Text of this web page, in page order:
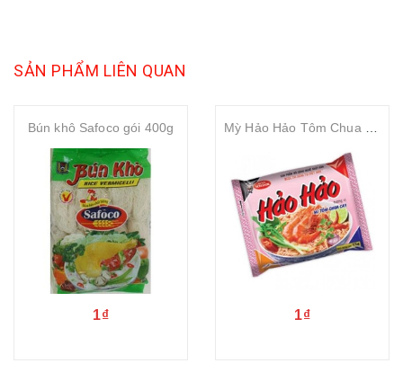
SẢN PHẨM LIÊN QUAN
Bún khô Safoco gói 400g
1₫ 1₫